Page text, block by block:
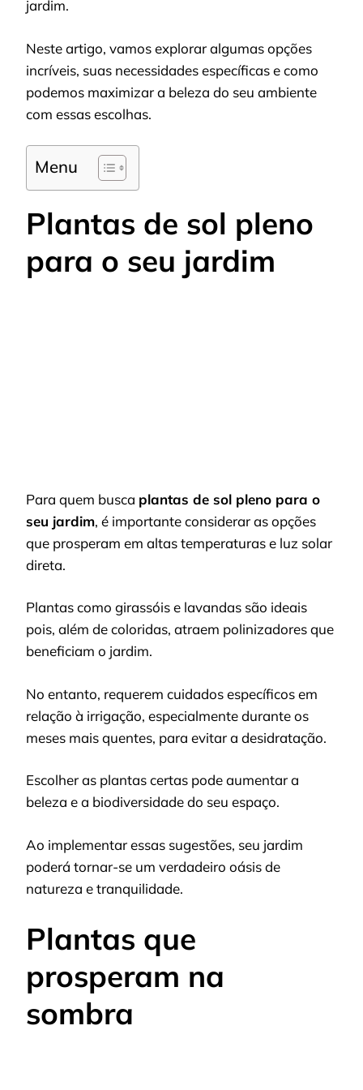
jardim.
Neste artigo, vamos explorar algumas opções
incríveis, suas necessidades específicas e como
podemos maximizar a beleza do seu ambiente
com essas escolhas.
Menu
Plantas de sol pleno
para o seu jardim
Para quem busca plantas de sol pleno para o
seu jardim, é importante considerar as opções
que prosperam em altas temperaturas e luz solar
direta.
Plantas como girassóis e lavandas são ideais
pois, além de coloridas, atraem polinizadores que
beneficiam o jardim.
No entanto, requerem cuidados específicos em
relação à irrigação, especialmente durante os
meses mais quentes, para evitar a desidratação.
Escolher as plantas certas pode aumentar a
beleza e a biodiversidade do seu espaço.
Ao implementar essas sugestões, seu jardim
poderá tornar-se um verdadeiro oásis de
natureza e tranquilidade.
Plantas que
prosperam na
sombra